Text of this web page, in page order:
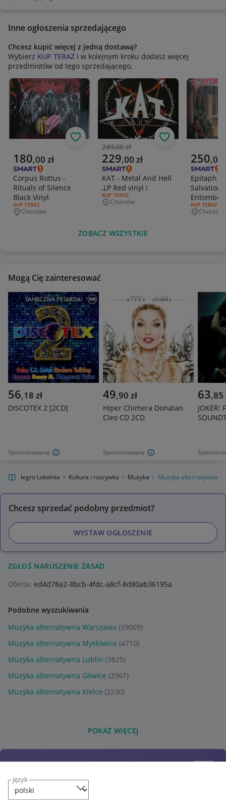
język
Inne ogłoszenia sprzedającego
Chcesz kupić więcej z jedną dostawą?
Wybierz KUP TERAZ i w kolejnym kroku dodasz więcej
przedmiotów od tego sprzedającego.
Aktualna cena
180,00 zł
Corpus Rottus -
Rituals of Silence
Black Vinyl
RODZAJ OFERTY:
KUP TERAZ
Miejscowość
Chorzów
Obserwuj
Poprzednia cena
249,00 zł
Aktualna cena
229,00 zł
KAT - Metal And Hell
,LP Red vinyl !
RODZAJ OFERTY:
KUP TERAZ
Miejscowość
Chorzów
Obserwuj
Aktualna
250,00
Epitaph -
Salvation,
RODZAJ
KUP TERAZ
Chorzów
ZOBACZ WSZYSTKIE
Mogą Cię zainteresować
Sponsorowane
56,18 zł
DISCOTEX 2 [2CD]
Sponsorowane
49,90 zł
Hiper Chimera Donatan
Cleo CD 2CD
63,85
JOKER:
Allegro Lokalnie Kultura i rozrywka Muzyka Muzyka alternatywna
Chcesz sprzedać podobny przedmiot?
WYSTAW OGŁOSZENIE
ZGŁOŚ NARUSZENIE ZASAD
Oferta: ed4d78a2-8bcb-4fdc-a8cf-8d80ab36195a
Podobne wyszukiwania
Muzyka alternatywna Warszawa (39009)
Muzyka alternatywna Mysłowice (4710)
Muzyka alternatywna Lublin (3825)
Muzyka alternatywna Gliwice (2967)
Muzyka alternatywna Kielce (2230)
POKAŻ WIĘCEJ